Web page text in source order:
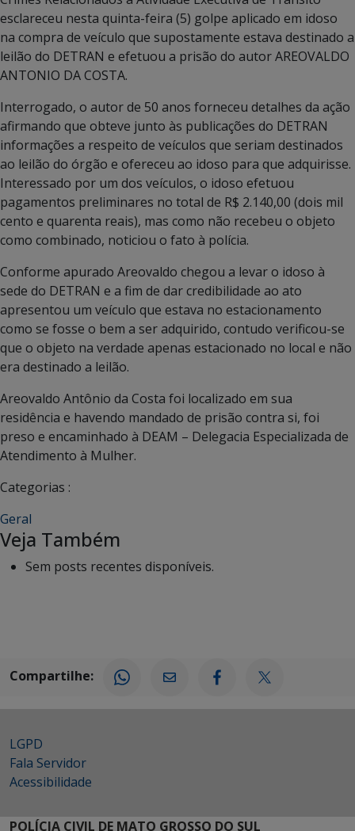
esclareceu nesta quinta-feira (5) golpe aplicado em idoso
na compra de veículo que supostamente estava destinado a
leilão do DETRAN e efetuou a prisão do autor AREOVALDO
ANTONIO DA COSTA.
Interrogado, o autor de 50 anos forneceu detalhes da ação
afirmando que obteve junto às publicações do DETRAN
informações a respeito de veículos que seriam destinados
ao leilão do órgão e ofereceu ao idoso para que adquirisse.
Interessado por um dos veículos, o idoso efetuou
pagamentos preliminares no total de R$ 2.140,00 (dois mil
cento e quarenta reais), mas como não recebeu o objeto
como combinado, noticiou o fato à polícia.
Conforme apurado Areovaldo chegou a levar o idoso à
sede do DETRAN e a fim de dar credibilidade ao ato
apresentou um veículo que estava no estacionamento
como se fosse o bem a ser adquirido, contudo verificou-se
que o objeto na verdade apenas estacionado no local e não
era destinado a leilão.
Areovaldo Antônio da Costa foi localizado em sua
residência e havendo mandado de prisão contra si, foi
preso e encaminhado à DEAM – Delegacia Especializada de
Atendimento à Mulher.
Categorias :
Geral
Veja Também
Sem posts recentes disponíveis.
Compartilhe:
LGPD
Fala Servidor
Acessibilidade
POLÍCIA CIVIL DE MATO GROSSO DO SUL